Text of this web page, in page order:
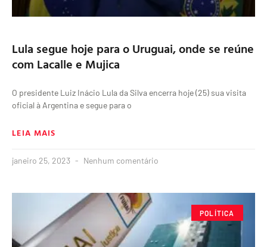
Lula segue hoje para o Uruguai, onde se reúne
com Lacalle e Mujica
O presidente Luiz Inácio Lula da Silva encerra hoje (25) sua visita
oficial à Argentina e segue para o
LEIA MAIS
janeiro 25, 2023 Nenhum comentário
POLÍTICA